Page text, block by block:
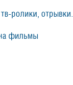
ролики, отрывки...
фильмы